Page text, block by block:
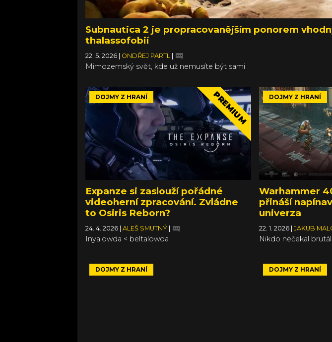
Subnautica 2 je propracovanějším ponorem
thalassofobií
22. 5. 2026 | ONDŘEJ PARTL |
Mimozemský svět, kde už nemusíte být sami
DOJMY Z HRANÍ PREMIUM
Expanze si zaslouží pořádné
videoherní zpracování. Zvládne
to Osiris Reborn?
24. 4. 2026 ALEŠ SMUTNÝ
Inyalowda < beltalowda
DOJMY Z HRANÍ
Warhammer
přináší
univerza
22. 1. 2026 JAKUB
Nikdo nečekal
DOJMY Z HRANÍ DOJMY Z HRANÍ